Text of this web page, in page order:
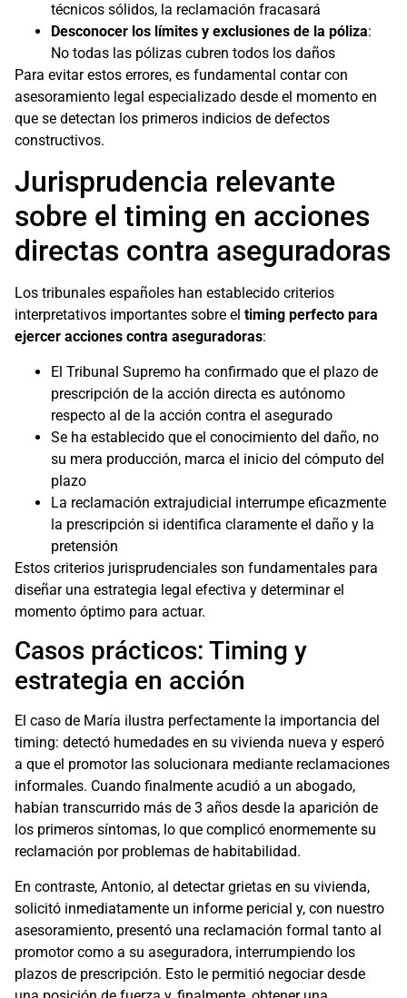
técnicos sólidos, la reclamación fracasará
Desconocer los límites y exclusiones de la póliza:
No todas las pólizas cubren todos los daños
Para evitar estos errores, es fundamental contar con
asesoramiento legal especializado desde el momento en
que se detectan los primeros indicios de defectos
constructivos.
Jurisprudencia relevante
sobre el timing en acciones
directas contra aseguradoras
Los tribunales españoles han establecido criterios
interpretativos importantes sobre el timing perfecto para
ejercer acciones contra aseguradoras:
El Tribunal Supremo ha confirmado que el plazo de
prescripción de la acción directa es autónomo
respecto al de la acción contra el asegurado
Se ha establecido que el conocimiento del daño, no
su mera producción, marca el inicio del cómputo del
plazo
La reclamación extrajudicial interrumpe eficazmente
la prescripción si identifica claramente el daño y la
pretensión
Estos criterios jurisprudenciales son fundamentales para
diseñar una estrategia legal efectiva y determinar el
momento óptimo para actuar.
Casos prácticos: Timing y
estrategia en acción
El caso de María ilustra perfectamente la importancia del
timing: detectó humedades en su vivienda nueva y esperó
a que el promotor las solucionara mediante reclamaciones
informales. Cuando finalmente acudió a un abogado,
habían transcurrido más de 3 años desde la aparición de
los primeros síntomas, lo que complicó enormemente su
reclamación por problemas de habitabilidad.
En contraste, Antonio, al detectar grietas en su vivienda,
solicitó inmediatamente un informe pericial y, con nuestro
asesoramiento, presentó una reclamación formal tanto al
promotor como a su aseguradora, interrumpiendo los
plazos de prescripción. Esto le permitió negociar desde